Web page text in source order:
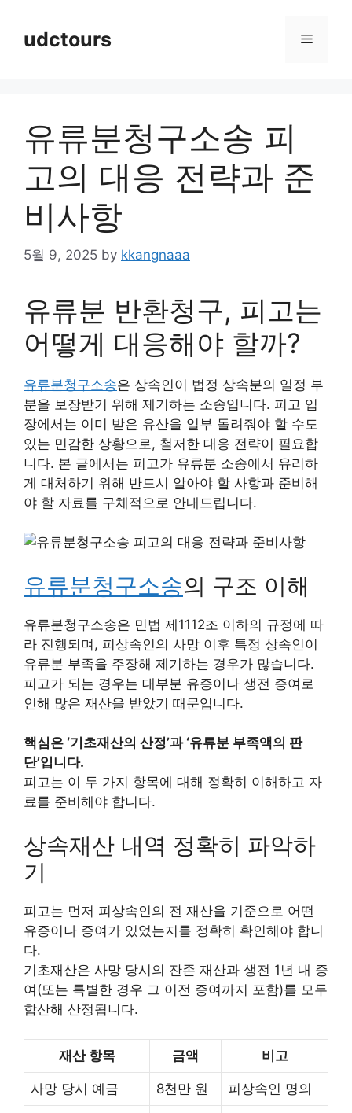
contentudctours Menu
유류분청구소송 피
고의 대응 전략과 준
비사항
5월 9, 2025 by kkangnaaa
유류분 반환청구, 피고는
어떻게 대응해야 할까?
유류분청구소송은 상속인이 법정 상속분의 일정 부
분을 보장받기 위해 제기하는 소송입니다. 피고 입
장에서는 이미 받은 유산을 일부 돌려줘야 할 수도
있는 민감한 상황으로, 철저한 대응 전략이 필요합
니다. 본 글에서는 피고가 유류분 소송에서 유리하
게 대처하기 위해 반드시 알아야 할 사항과 준비해
야 할 자료를 구체적으로 안내드립니다.
유류분청구소송의 구조 이해
유류분청구소송은 민법 제1112조 이하의 규정에 따
라 진행되며, 피상속인의 사망 이후 특정 상속인이
유류분 부족을 주장해 제기하는 경우가 많습니다.
피고가 되는 경우는 대부분 유증이나 생전 증여로
인해 많은 재산을 받았기 때문입니다.
핵심은 ‘기초재산의 산정’과 ‘유류분 부족액의 판
단’입니다.
피고는 이 두 가지 항목에 대해 정확히 이해하고 자
료를 준비해야 합니다.
상속재산 내역 정확히 파악하
기
피고는 먼저 피상속인의 전 재산을 기준으로 어떤
유증이나 증여가 있었는지를 정확히 확인해야 합니
다.
기초재산은 사망 당시의 잔존 재산과 생전 1년 내 증
여(또는 특별한 경우 그 이전 증여까지 포함)를 모두
합산해 산정됩니다.
재산 항목 금액 비고
사망 당시 예금 8천만 원 피상속인 명의